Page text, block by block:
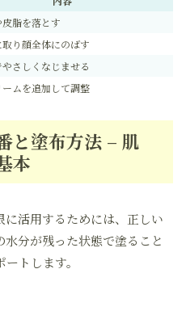
脂を落とす
り顔全体にのばす
さしくなじませる
ムを追加して調整
と塗布方法 – 肌
本
に活用するためには、正しい
分が残った状態で塗ること
トします。